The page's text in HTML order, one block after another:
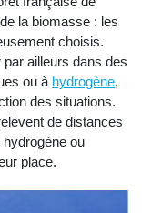
la biomasse : les
choisis.
ailleurs dans des
ou à hydrogène,
des situations.
de distances
hydrogène ou
place.